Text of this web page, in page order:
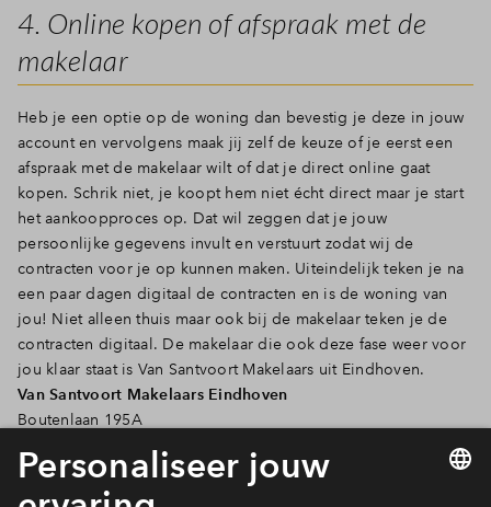
4. Online kopen of afspraak met de
makelaar
Heb je een optie op de woning dan bevestig je deze in jouw
account en vervolgens maak jij zelf de keuze of je eerst een
afspraak met de makelaar wilt of dat je direct online gaat
kopen. Schrik niet, je koopt hem niet écht direct maar je start
het aankoopproces op. Dat wil zeggen dat je jouw
persoonlijke gegevens invult en verstuurt zodat wij de
contracten voor je op kunnen maken. Uiteindelijk teken je na
een paar dagen digitaal de contracten en is de woning van
jou! Niet alleen thuis maar ook bij de makelaar teken je de
contracten digitaal. De makelaar die ook deze fase weer voor
jou klaar staat is Van Santvoort Makelaars uit Eindhoven.
Van Santvoort Makelaars Eindhoven
Boutenlaan 195A
+ 31 (0)40 269 2530
info@eindhoven.vansantvoort.nl